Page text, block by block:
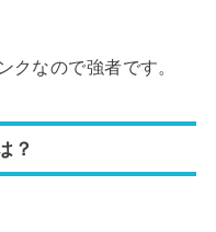
クなので強者です。
？